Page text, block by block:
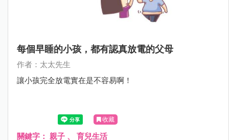
每個早睡的小孩，都有認真放電的父母
作者：太太先生
讓小孩完全放電實在是不容易啊！
收藏
關鍵字： 親子 、 育兒生活